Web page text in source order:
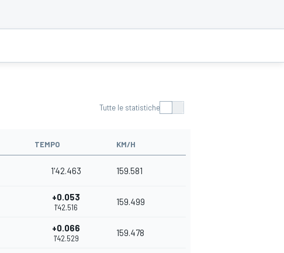
Tutte le statistiche
TEMPO KM/H
1'42.463 159.581
+0.053
1'42.516
159.499
+0.066
1'42.529
159.478